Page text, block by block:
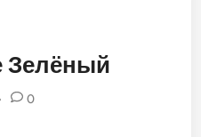
Зелёный
0